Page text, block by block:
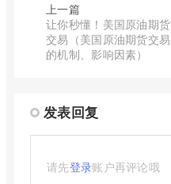
上一篇
让你秒懂！美国原油期货
交易（美国原油期货交易
的机制、影响因素）
发表回复
请先登录账户再评论哦